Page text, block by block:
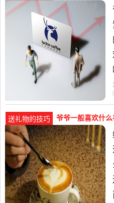
送礼物的技巧 爷爷一般喜欢什么